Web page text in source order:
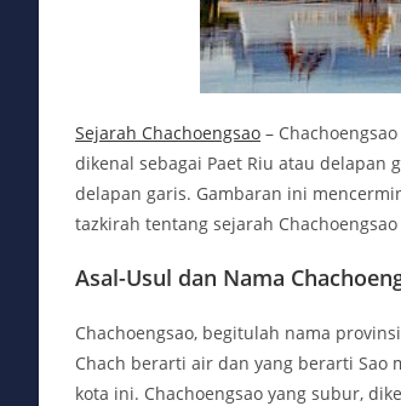
Sejarah Chachoengsao –
dikenal sebagai Paet Riu atau delapan
delapan garis. Gambaran ini
tazkirah tentang sejarah
Asal-Usul dan Nama
Chachoengsao, begitulah nama
Chach berarti air dan yang berarti Sao
kota ini. Chachoengsao yang subur,